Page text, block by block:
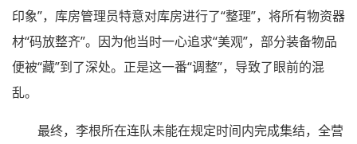
印象”，库房管理员特意对库房进行了“整理”，将所有物资器
材“码放整齐”。因为他当时一心追求“美观”，部分装备物品
便被“藏”到了深处。正是这一番“调整”，导致了眼前的混
乱。
最终，李根所在连队未能在规定时间内完成集结，全营